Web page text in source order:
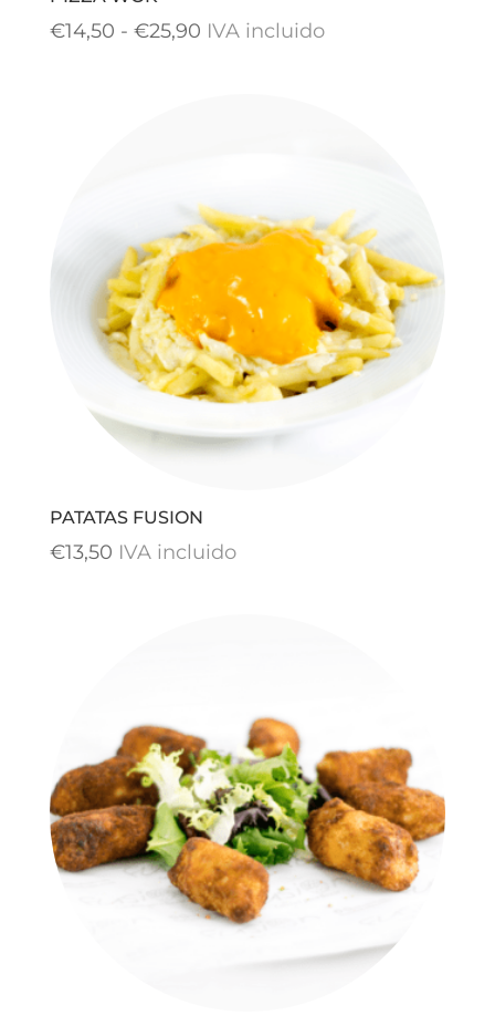
€14,50 - €25,90Rango
€25,90
IVA incluido
PATATAS FUSION
€13,50 IVA incluido